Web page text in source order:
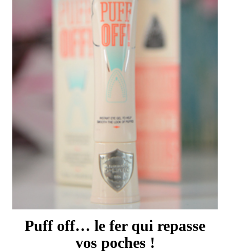
Puff off… le fer qui repasse
vos poches !